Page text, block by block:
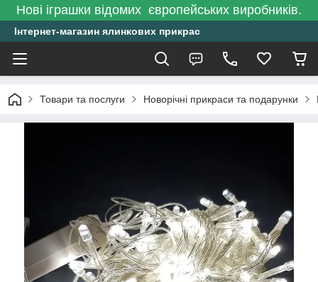
Нові іграшки відомих європейських виробників.
Інтернет-магазин ялинкових прикрас
Товари та послуги Новорічні прикраси та подарунки